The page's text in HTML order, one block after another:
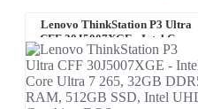
Lenovo ThinkStation P3 Ultra
CFF 30J5007XGE - Intel Core
Ultra 7 ...